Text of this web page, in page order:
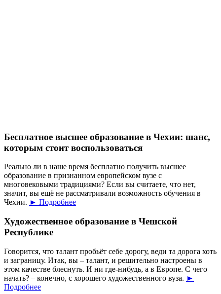
Бесплатное высшее образование в Чехии: шанс,
которым стоит воспользоваться
Реально ли в наше время бесплатно получить высшее
образование в признанном европейском вузе с
многовековыми традициями? Если вы считаете, что нет,
значит, вы ещё не рассматривали возможность обучения в
Чехии. ► Подробнее
Художественное образование в Чешской
Республике
Говорится, что талант пробьёт себе дорогу, веди та дорога хоть
и заграницу. Итак, вы – талант, и решительно настроены в
этом качестве блеснуть. И ни где-нибудь, а в Европе. С чего
начать? – конечно, с хорошего художественного вуза. ►
Подробнее